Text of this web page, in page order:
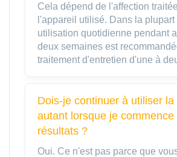
Cela dépend de l'affection
l'appareil utilisé. Dans la
utilisation quotidienne pendant
deux semaines est
traitement d'entretien d'une à
Dois-je continuer à utiliser la
autant lorsque je
résultats ?
Oui. Ce n'est pas parce que